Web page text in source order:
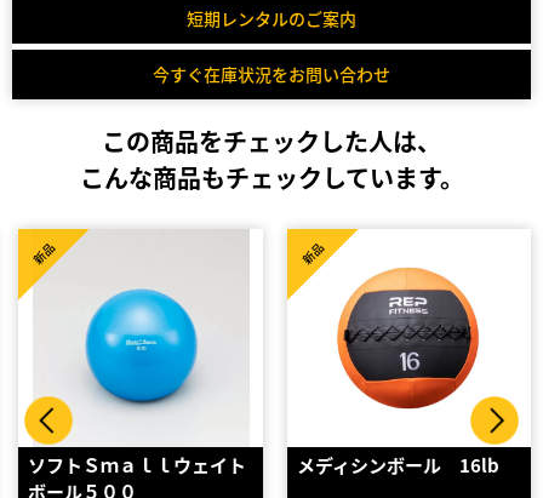
短期レンタルのご案内
今すぐ在庫状況をお問い合わせ
この商品をチェックした人は、
こんな商品もチェックしています。
メディシンボール 16lb
新品
メディシンボール 4kg
新品